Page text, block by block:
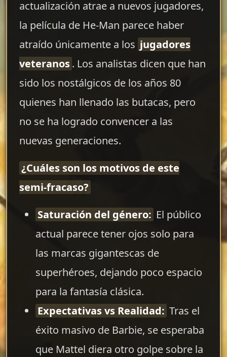
actualización atrae a nuevos jugadores,
la película de He-Man parece haber
atraído únicamente a los jugadores
veteranos. Los analistas dicen que han
sido los nostálgicos de los años 80
quienes han llenado las butacas, pero
no se ha logrado convencer a las
nuevas generaciones.
¿Cuáles son los motivos de este
semi-fracaso?
Saturación del género: El público
actual parece tener ojos solo para
las marcas gigantescas de
superhéroes, dejando poco espacio
para la fantasía clásica.
Expectativas vs Realidad: Tras el
éxito masivo de Barbie, se esperaba
que Mattel diera otro golpe sobre la